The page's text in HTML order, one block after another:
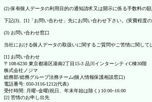
(2) 保有個人データの利用目的の通知請求又は開示に係る手数料の
下記(3)、[1]「お問い合わせ」先にお問い合わせ下さい。(実費程度
(3) お問い合わせ窓口
当社における個人データの取扱いに関するご質問やご苦情に関して
[1] お問い合わせ
〒108-6230 東京都港区港南2丁目15-3 品川インターシティC棟30階
株式会社ノジマ
総務部/総務グループ法務チーム(個人情報保護相談窓口)
電話番号: 050-3116-1212(代表)
受付時間: 月曜~金曜(祝日、年末年始は除く) 10:00~16:00
[2] 苦情のお申し出先